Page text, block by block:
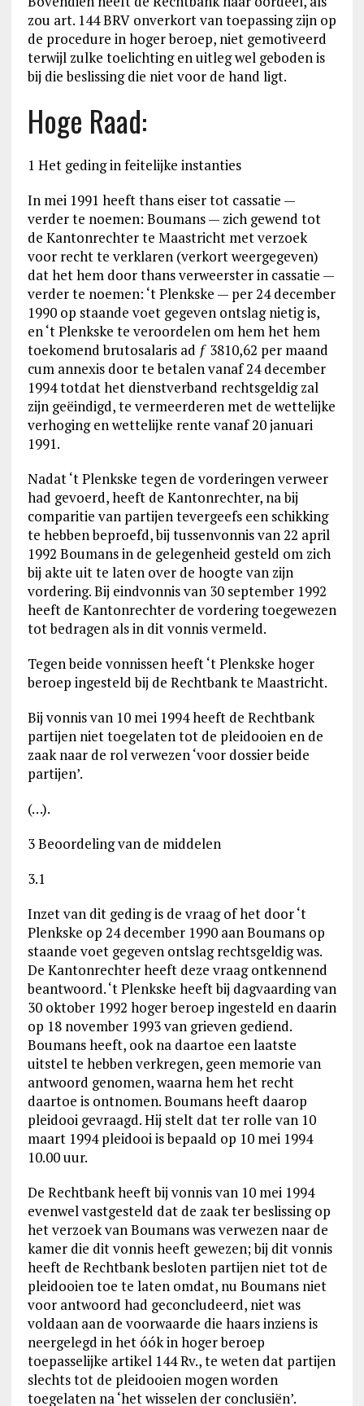
zou art. 144 BRV onverkort van toepassing zijn op
de procedure in hoger beroep, niet gemotiveerd
terwijl zulke toelichting en uitleg wel geboden is
bij die beslissing die niet voor de hand ligt.
Hoge Raad:
1 Het geding in feitelijke instanties
In mei 1991 heeft thans eiser tot cassatie —
verder te noemen: Boumans — zich gewend tot
de Kantonrechter te Maastricht met verzoek
voor recht te verklaren (verkort weergegeven)
dat het hem door thans verweerster in cassatie —
verder te noemen: ‘t Plenkske — per 24 december
1990 op staande voet gegeven ontslag nietig is,
en ‘t Plenkske te veroordelen om hem het hem
toekomend brutosalaris ad ƒ 3810,62 per maand
cum annexis door te betalen vanaf 24 december
1994 totdat het dienstverband rechtsgeldig zal
zijn geëindigd, te vermeerderen met de wettelijke
verhoging en wettelijke rente vanaf 20 januari
1991.
Nadat ‘t Plenkske tegen de vorderingen verweer
had gevoerd, heeft de Kantonrechter, na bij
comparitie van partijen tevergeefs een schikking
te hebben beproefd, bij tussenvonnis van 22 april
1992 Boumans in de gelegenheid gesteld om zich
bij akte uit te laten over de hoogte van zijn
vordering. Bij eindvonnis van 30 september 1992
heeft de Kantonrechter de vordering toegewezen
tot bedragen als in dit vonnis vermeld.
Tegen beide vonnissen heeft ‘t Plenkske hoger
beroep ingesteld bij de Rechtbank te Maastricht.
Bij vonnis van 10 mei 1994 heeft de Rechtbank
partijen niet toegelaten tot de pleidooien en de
zaak naar de rol verwezen ‘voor dossier beide
partijen’.
(…).
3 Beoordeling van de middelen
3.1
Inzet van dit geding is de vraag of het door ‘t
Plenkske op 24 december 1990 aan Boumans op
staande voet gegeven ontslag rechtsgeldig was.
De Kantonrechter heeft deze vraag ontkennend
beantwoord. ‘t Plenkske heeft bij dagvaarding van
30 oktober 1992 hoger beroep ingesteld en daarin
op 18 november 1993 van grieven gediend.
Boumans heeft, ook na daartoe een laatste
uitstel te hebben verkregen, geen memorie van
antwoord genomen, waarna hem het recht
daartoe is ontnomen. Boumans heeft daarop
pleidooi gevraagd. Hij stelt dat ter rolle van 10
maart 1994 pleidooi is bepaald op 10 mei 1994
10.00 uur.
De Rechtbank heeft bij vonnis van 10 mei 1994
evenwel vastgesteld dat de zaak ter beslissing op
het verzoek van Boumans was verwezen naar de
kamer die dit vonnis heeft gewezen; bij dit vonnis
heeft de Rechtbank besloten partijen niet tot de
pleidooien toe te laten omdat, nu Boumans niet
voor antwoord had geconcludeerd, niet was
voldaan aan de voorwaarde die haars inziens is
neergelegd in het óók in hoger beroep
toepasselijke artikel 144 Rv., te weten dat partijen
slechts tot de pleidooien mogen worden
toegelaten na ‘het wisselen der conclusiën’.